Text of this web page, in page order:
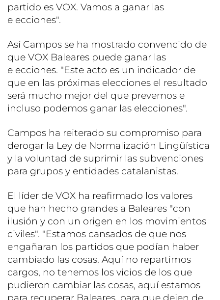
partido es VOX. Vamos a ganar las
elecciones".
Así Campos se ha mostrado convencido de
que VOX Baleares puede ganar las
elecciones. "Este acto es un indicador de
que en las próximas elecciones el resultado
será mucho mejor del que prevemos e
incluso podemos ganar las elecciones".
Campos ha reiterado su compromiso para
derogar la Ley de Normalización Lingüística
y la voluntad de suprimir las subvenciones
para grupos y entidades catalanistas.
El líder de VOX ha reafirmado los valores
que han hecho grandes a Baleares "con
ilusión y con un origen en los movimientos
civiles". "Estamos cansados de que nos
engañaran los partidos que podían haber
cambiado las cosas. Aquí no repartimos
cargos, no tenemos los vicios de los que
pudieron cambiar las cosas, aquí estamos